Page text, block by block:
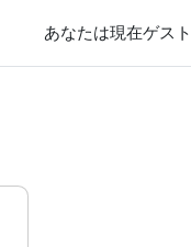
あなたは現在ゲス